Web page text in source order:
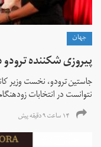
جهان
پیروزی شکننده ترودو
جاستین ترودو، نخست وزیر
نتوانست در انتخابات
۱۴ ساعت ۹ دقیقه پیش